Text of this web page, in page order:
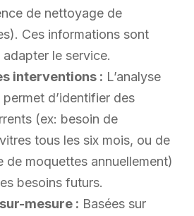
de nettoyage de
Ces informations sont
le service.
interventions : L’analyse
permet d’identifier des
(ex: besoin de
tous les six mois, ou de
de moquettes annuellement)
besoins futurs.
mesure : Basées sur